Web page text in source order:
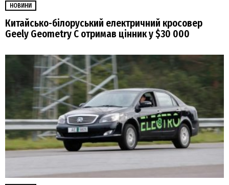
НОВИНИ
Китайсько-білоруський електричний кросовер
Geely Geometry C отримав цінник у $30 000